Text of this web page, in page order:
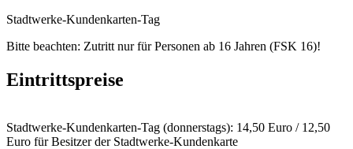
Stadtwerke-Kundenkarten-Tag
Bitte beachten: Zutritt nur für Personen ab 16 Jahren (FSK 16)!
Eintrittspreise
Stadtwerke-Kundenkarten-Tag (donnerstags): 14,50 Euro / 12,50
Euro für Besitzer der Stadtwerke-Kundenkarte